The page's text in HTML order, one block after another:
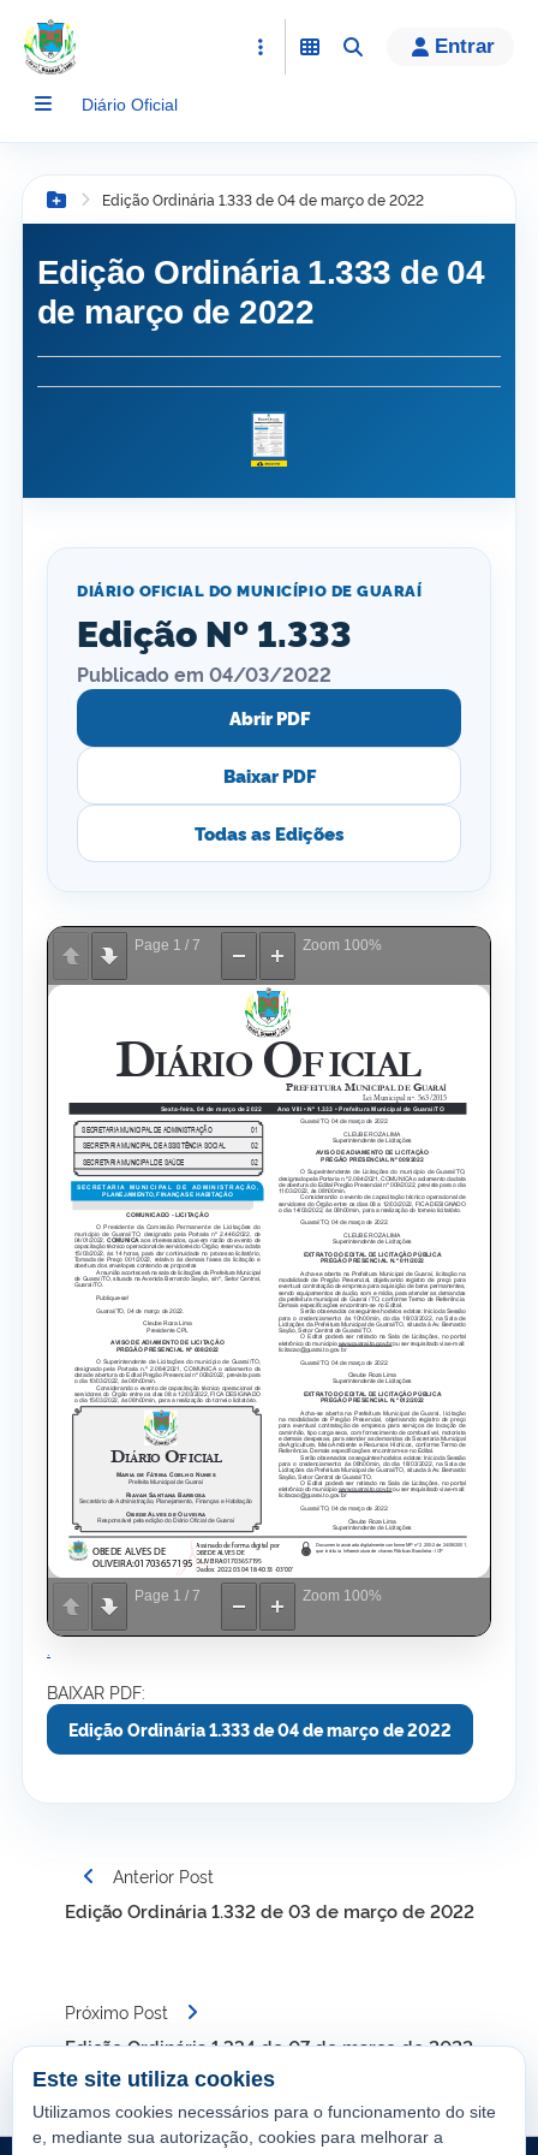
conteúdo
Entrar
Diário Oficial
Botão Menu
Edição Ordinária 1.333 de 04 de março de 2022
Edição Ordinária 1.333 de 04
de março de 2022
DIÁRIO OFICIAL DO MUNICÍPIO DE GUARAÍ
Edição Nº 1.333
Publicado em 04/03/2022
Abrir PDF
Baixar PDF
Todas as Edições
Page 1 / 7 Zoom 100%
Page 1 / 7 Zoom 100%
BAIXAR PDF:
Edição Ordinária 1.333 de 04 de março de 2022
Navegação
de
Anterior Post
Edição Ordinária 1.332 de 03 de março de 2022
Próximo Post
Edição Ordinária 1.334 de 07 de março de 2022
Este site utiliza cookies
Utilizamos cookies necessários para o funcionamento do site
e, mediante sua autorização, cookies para melhorar a